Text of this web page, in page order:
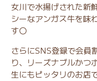
女川で水揚げされた新
シーなアンガス牛を味
す〇
さらにSNS登録で会員
り、リーズナブルかつ
生にもピッタリのお店